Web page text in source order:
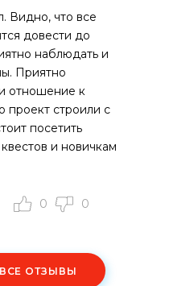
Видно, что все
довести до
наблюдать и
Приятно
отношение к
проект строили с
посетить
и новичкам
0 0
ОТЗЫВЫ